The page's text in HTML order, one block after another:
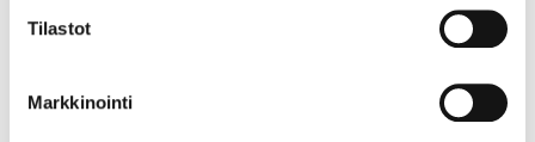
Tilastot
Markkinointi